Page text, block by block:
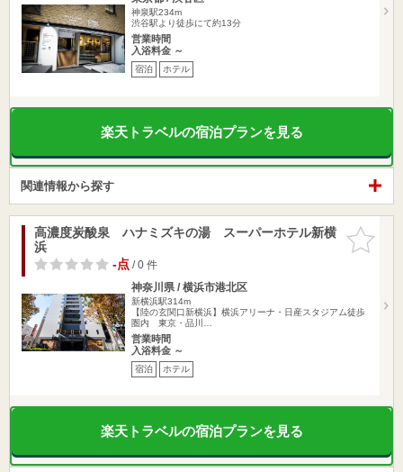
神泉駅234m
渋谷駅より徒歩にて約13分
営業時間
入浴料金 ～
宿泊 ホテル
楽天トラベルの宿泊プランを見る
関連情報から探す
お気に入
りに追加
高濃度炭酸泉 ハナミズキの湯 スーパーホテル新横
浜
-点/ 0 件
神奈川県 / 横浜市港北区
新横浜駅314m
【陸の玄関口新横浜】横浜アリーナ・日産スタジアム徒歩
圏内 東京・品川…
営業時間
入浴料金 ～
宿泊 ホテル
楽天トラベルの宿泊プランを見る